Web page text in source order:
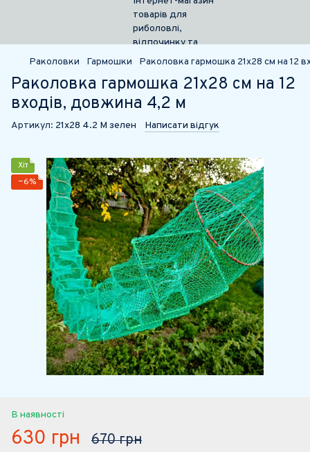
Раколовки Гармошки Раколовка гармошка 21х28 см на 12
Раколовка гармошка 21х28 см на 12
входів, довжина 4,2 м
Артикул: 21х28 4.2 М зелен Написати відгук
Хіт
−6%
В наявності
630 грн 670 грн